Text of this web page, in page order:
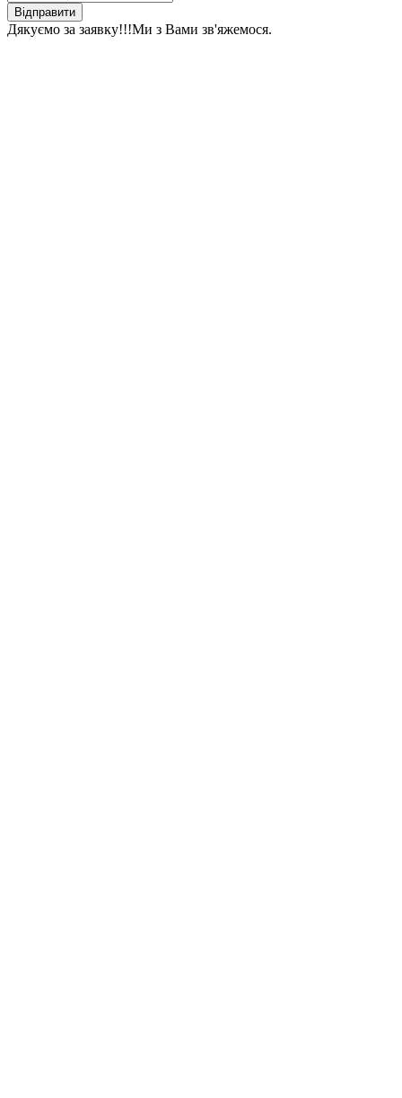
Відправити
Дякуємо за заявку!!!Ми з Вами зв'яжемося.